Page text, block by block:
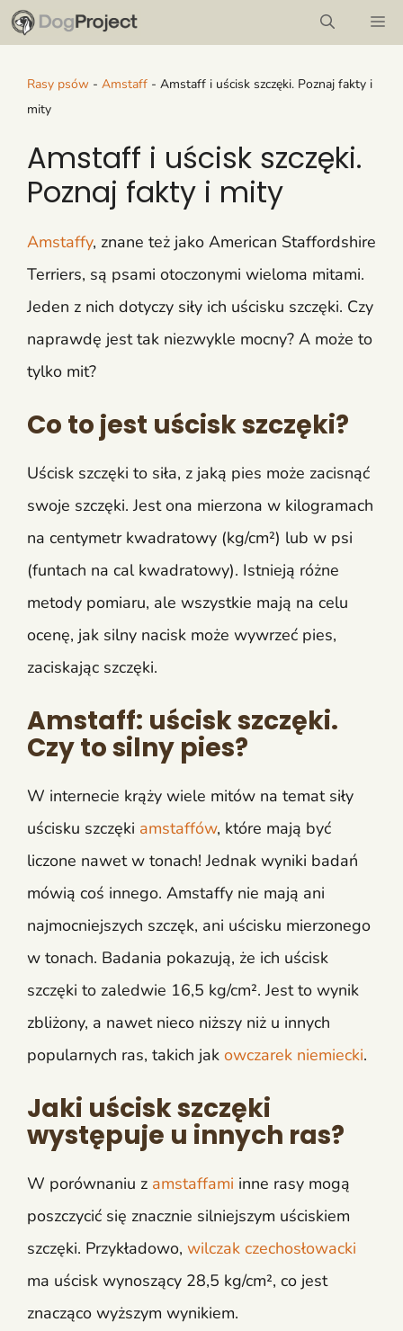
Przejdź
do
treściRasy psów - Amstaff - Amstaff i uścisk szczęki. Poznaj fakty i
mity
Amstaff i uścisk szczęki.
Poznaj fakty i mity
Amstaffy, znane też jako American Staffordshire
Terriers, są psami otoczonymi wieloma mitami.
Jeden z nich dotyczy siły ich uścisku szczęki. Czy
naprawdę jest tak niezwykle mocny? A może to
tylko mit?
Co to jest uścisk szczęki?
Uścisk szczęki to siła, z jaką pies może zacisnąć
swoje szczęki. Jest ona mierzona w kilogramach
na centymetr kwadratowy (kg/cm²) lub w psi
(funtach na cal kwadratowy). Istnieją różne
metody pomiaru, ale wszystkie mają na celu
ocenę, jak silny nacisk może wywrzeć pies,
zaciskając szczęki.
Amstaff: uścisk szczęki.
Czy to silny pies?
W internecie krąży wiele mitów na temat siły
uścisku szczęki amstaffów, które mają być
liczone nawet w tonach! Jednak wyniki badań
mówią coś innego. Amstaffy nie mają ani
najmocniejszych szczęk, ani uścisku mierzonego
w tonach. Badania pokazują, że ich uścisk
szczęki to zaledwie 16,5 kg/cm². Jest to wynik
zbliżony, a nawet nieco niższy niż u innych
popularnych ras, takich jak owczarek niemiecki.
Jaki uścisk szczęki
występuje u innych ras?
W porównaniu z amstaffami inne rasy mogą
poszczycić się znacznie silniejszym uściskiem
szczęki. Przykładowo, wilczak czechosłowacki
ma uścisk wynoszący 28,5 kg/cm², co jest
znacząco wyższym wynikiem.